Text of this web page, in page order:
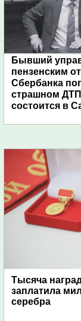
Бывший
пензенским
Сбербанка
страшном
состоится в
Тысяча
заплатила
серебра